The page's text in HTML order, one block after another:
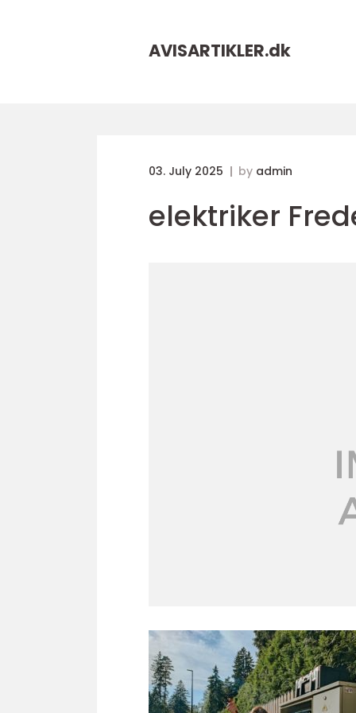
AVISARTIKLER.dk
03. July 2025 by admin
elektriker